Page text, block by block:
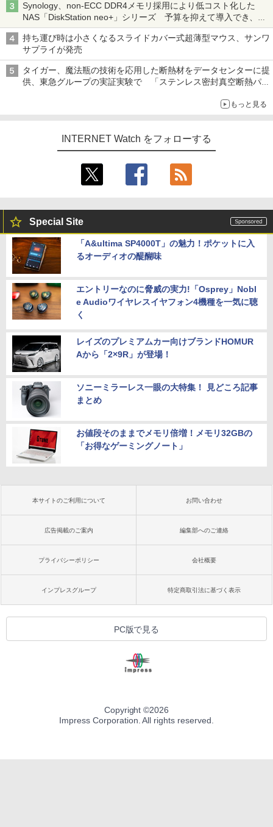
Synology、non-ECC DDR4メモリ採用により低コスト化した
NAS「DiskStation neo+」シリーズ 予算を抑えて導入でき、
ECCメモリへのアップグレードも可能
持ち運び時は小さくなるスライドカバー式超薄型マウス、サンワ
サプライが発売
タイガー、魔法瓶の技術を応用した断熱材をデータセンターに提
供、東急グループの実証実験で 「ステンレス密封真空断熱パネ
もっと見る
INTERNET Watch をフォローする
Special Site
「A&ultima SP4000T」の魅力！ポケットに入
るオーディオの醍醐味
エントリーなのに脅威の実力!「Osprey」Nobl
e Audioワイヤレスイヤフォン4機種を一気に聴
く
レイズのプレミアムカー向けブランドHOMUR
Aから「2×9R」が登場！
ソニーミラーレス一眼の大特集！ 見どころ記事
まとめ
お値段そのままでメモリ倍増！メモリ32GBの
「お得なゲーミングノート」
本サイトのご利用について お問い合わせ
広告掲載のご案内 編集部へのご連絡
プライバシーポリシー 会社概要
インプレスグループ 特定商取引法に基づく表示
PC版で見る
Copyright ©2026
Impress Corporation. All rights reserved.